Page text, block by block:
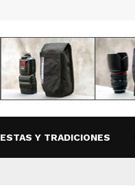
Y TRADICIONES